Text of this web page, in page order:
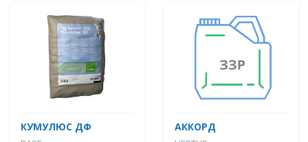
КУМУЛЮС ДФ АККОРД